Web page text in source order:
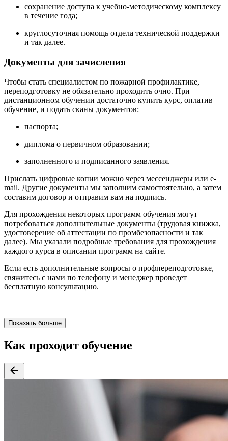
сохранение доступа к учебно-методическому комплексу
в течение года;
круглосуточная помощь отдела технической поддержки
и так далее.
Документы для зачисления
Чтобы стать специалистом по пожарной профилактике,
переподготовку не обязательно проходить очно. При
дистанционном обучении достаточно купить курс, оплатив
обучение, и подать сканы документов:
паспорта;
диплома о первичном образовании;
заполненного и подписанного заявления.
Прислать цифровые копии можно через мессенджеры или e-
mail. Другие документы мы заполним самостоятельно, а затем
составим договор и отправим вам на подпись.
Для прохождения некоторых программ обучения могут
потребоваться дополнительные документы (трудовая книжка,
удостоверение об аттестации по промбезопасности и так
далее). Мы указали подробные требования для прохождения
каждого курса в описании программ на сайте.
Если есть дополнительные вопросы о профпереподготовке,
свяжитесь с нами по телефону и менеджер проведет
бесплатную консультацию.
Показать больше
Как проходит обучение